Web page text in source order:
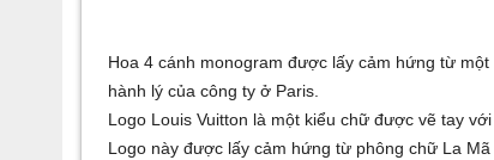
Hoa 4 cánh monogram được lấy cảm hứng từ
hành lý của công ty ở Paris.
Logo Louis Vuitton là một kiểu chữ được vẽ tay
Logo này được lấy cảm hứng từ phông chữ La